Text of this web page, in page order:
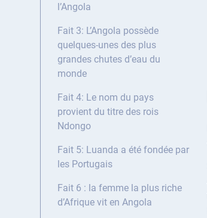
l’Angola
Fait 3: L’Angola possède
quelques-unes des plus
grandes chutes d’eau du
monde
Fait 4: Le nom du pays
provient du titre des rois
Ndongo
Fait 5: Luanda a été fondée par
les Portugais
Fait 6 : la femme la plus riche
d’Afrique vit en Angola